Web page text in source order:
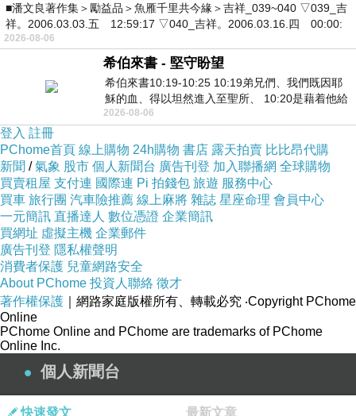
■潘文良著作集＞勵益品＞魚雁千里共今緣＞吉祥_039~040 ▽039_吉
祥。2006.03.03.五 12:59:17 ▽040_吉祥。2006.03.16.四 00:00:
2026-08-06
希伯來書 - 堅守盼望
希伯來書10:19-10:25 10:19弟兄們、我們既因耶
穌的血、得以坦然進入至聖所、 10:20是藉着他給
我們開了一條又新又活的路從幔子經過
2026-08-06
登入 註冊
PChome首頁 線上購物 24h購物 書店 露天拍賣 比比昂代購
新聞 /氣象 股市 個人新聞台 廣告刊登 加入聯播網 全球購物
買賣租屋 支付連 國際連 Pi 拍錢包 旅遊 服務中心
買車 旅行團 汽車險推薦 線上麻將 雜誌 星座命理 會員中心
一元簡訊 直播達人 數位憑證 企業簡訊
買網址 虛擬主機 企業郵件
廣告刊登 隱私權聲明
消費者保護 兒童網路安全
About PChome 投資人聯絡 徵才
著作權保護 ｜網路家庭版權所有、轉載必究 ‧Copyright PChome
Online
PChome Online and PChome are trademarks of PChome
Online Inc.
個人新聞台
快速發文 最新文章